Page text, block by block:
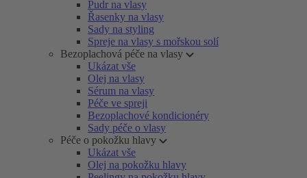
Pudr na vlasy
Řasenky na vlasy
Sady na styling
Spreje na vlasy s mořskou solí
Bezoplachová péče na vlasy
Ukázat vše
Olej na vlasy
Sérum na vlasy
Péče ve spreji
Bezoplachové kondicionéry
Sady péče o vlasy
Péče o pokožku hlavy
Ukázat vše
Olej na pokožku hlavy